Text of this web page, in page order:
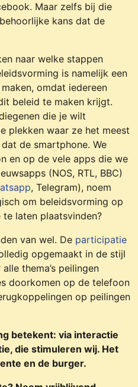
Maar zelfs bij die
kans dat de
naar welke stappen
is namelijk een
omdat iedereen
beleid te maken krijgt.
die je wilt
plekken waar ze het meest
de smartphone. We
en op de vele apps die we
(NOS, RTL, BBC)
, Telegram), noem
om beleidsvorming op
laten plaatsvinden?
van wel. De participatie
opgemaakt in de stijl
thema’s peilingen
doorkomen op de telefoon
op peilingen
betekent: via interactie
die stimuleren wij. Het
en de burger.